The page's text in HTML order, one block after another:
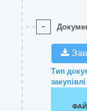
-
Тип
закупівлі